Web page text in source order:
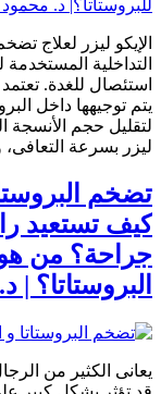
الإيكو ليزر لعلاج
التداخلية
استئصال للغدة.
يتم توجيهها داخل
لتقليل حجم الأنسجة
ليزر بسرعة
كيف تستعيد
جراحة؟ من
البروستاتا؟
يعانى الكثير من